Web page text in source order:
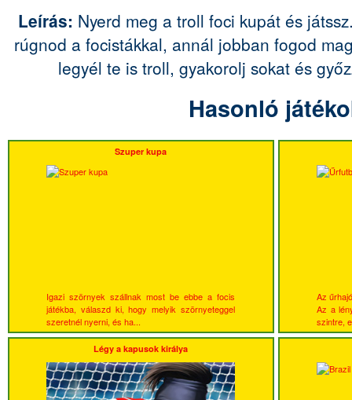
Leírás: Nyerd meg a troll foci kupát és
rúgnod a focistákkal, annál jobban fogod
legyél te is troll, gyakorolj sokat és
Hasonló
Szuper kupa
Igazi szörnyek szállnak most be ebbe a focis
játékba, válaszd ki, hogy melyik szörnyeteggel
szeretnél nyerni, és ha...
Az
Az a
szintre,
Légy a kapusok királya